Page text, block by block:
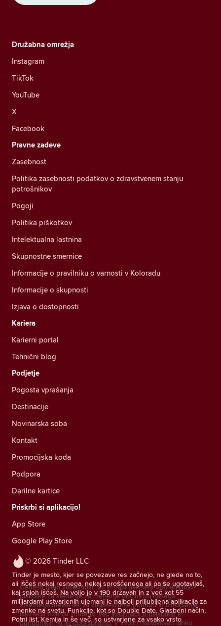
© 2026 Tinder LLC
Tinder je mesto, kjer se povezave res začnejo, ne glede na to,
ali iščeš nekaj resnega, nekaj sproščenega ali pa še ugotavljaš,
kaj sploh iščeš. Na voljo je v 190 državah in z več kot 55
milijardami ustvarjenih ujemanj je najbolj priljubljena aplikacija za
zmenke na svetu. Funkcije, kot so Double Date, Glasbeni način,
Potni list, Kemija in še več, so ustvarjene za vsako vrsto
Družabna omrežja
Instagram
TikTok
YouTube
X
Facebook
Pravne zadeve
Zasebnost
Politika zasebnosti podatkov o zdravstvenem stanju
potrošnikov
Pogoji
Politika piškotkov
Intelektualna lastnina
Skupnostne smernice
Informacije o pravilniku o varnosti v Koloradu
Informacije o skupnosti
Izjava o dostopnosti
Kariera
Karierni portal
Tehnični blog
Podjetje
Pogosta vprašanja
Destinacije
Novinarska soba
Kontakt
Promocijska koda
Podpora
Darilne kartice
Priskrbi si aplikacijo!
App Store
Google Play Store
Cenimo tvojo zasebnost. Mi in naši partnerji uporabljamo
piškotke za sledenje za merjenje občinstva našega
spletnega mesta ter za zagotavljanje ponudb in izboljšanje
lastnega trženja Tinderja. Več informacij o piškotkih in
ponudnikih, ki jih uporabljamo. V svojih nastavitvah lahko